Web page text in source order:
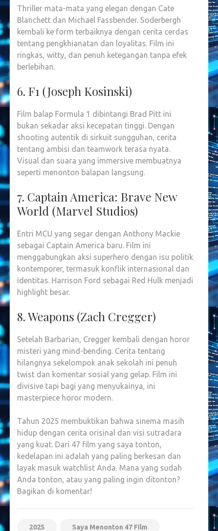
Thriller mata-mata yang elegan dengan Cate
Blanchett dan Michael Fassbender. Soderbergh
kembali ke form terbaiknya dengan cerita cerdas
tentang pengkhianatan dan loyalitas. Film ini
ringkas, witty, dan penuh ketegangan tanpa efek
berlebihan.
6. F1 (Joseph Kosinski)
Film balap Formula 1 dibintangi Brad Pitt ini
bukan sekadar aksi kecepatan tinggi. Dengan
shooting autentik di sirkuit sungguhan, cerita
tentang ambisi dan teamwork terasa nyata.
Visual dan suara yang immersive membuatnya
seperti menonton balapan langsung.
7. Captain America: Brave New
World (Marvel Studios)
Entri MCU yang segar dengan Anthony Mackie
sebagai Captain America baru. Film ini
menggabungkan aksi superhero dengan isu politik
kontemporer, termasuk konflik internasional dan
identitas. Harrison Ford sebagai Red Hulk menjadi
highlight besar.
8. Weapons (Zach Cregger)
Setelah Barbarian, Cregger kembali dengan horor
misteri yang mind-bending. Cerita tentang
hilangnya sekelompok anak sekolah ini penuh
twist dan komentar sosial yang gelap. Film ini
divisive tapi bagi yang menyukainya, ini
masterpiece horor modern.
Tahun 2025 membuktikan bahwa sinema masih
hidup dengan cerita orisinal dan visi sutradara
yang kuat. Dari 47 film yang saya tonton,
kedelapan ini adalah yang paling berkesan dan
layak masuk watchlist Anda. Mana yang sudah
Anda tonton, atau yang paling ingin ditonton?
Bagikan di komentar!
2025 Saya Menonton 47 Film